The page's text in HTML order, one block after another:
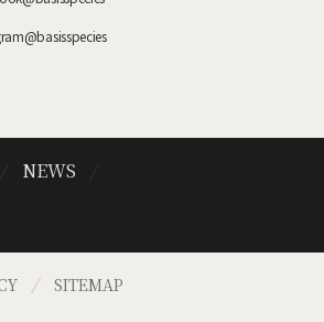
NEWS
SITEMAP